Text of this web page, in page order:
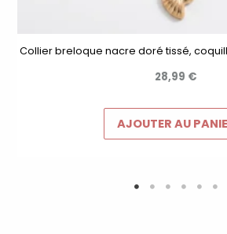
Collier breloque nacre doré tissé,
28,99 €
AJOUTER AU